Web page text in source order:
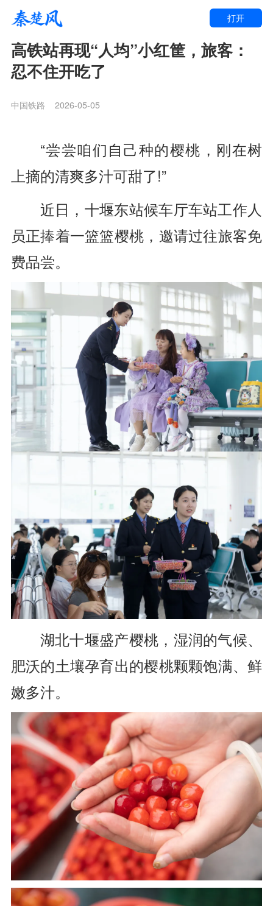
打开
高铁站再现“人均”小红筐，旅客：
忍不住开吃了
中国铁路 2026-05-05
“尝尝咱们自己种的樱桃， 刚在树
上摘的清爽多汁可甜了!”
近日， 十堰东站候车厅车站工作人
员正捧着一篮篮樱桃， 邀请过往旅客免
费品尝。
湖北十堰盛产樱桃， 湿润的气候、
肥沃的土壤孕育出的樱桃颗颗饱满、鲜
嫩多汁。